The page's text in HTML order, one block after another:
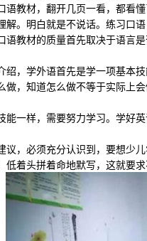
教材，翻开几页一看，都看
明白就是不说话。练习口语
教材的质量首先取决于语言是
，学外语首先是学一项基本技
，知道怎么做不等于实际上
一样，需要努力学习。学好英
，必须充分认识到，要想少儿
着头拼着命地默写，这就要求